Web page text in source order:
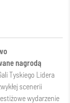
nagrodą
Tyskiego Lidera
scenerii
wydarzenie